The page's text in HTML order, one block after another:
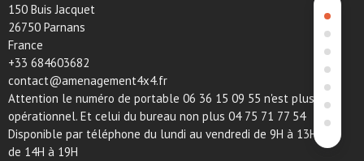
150 Buis Jacquet
26750 Parnans
France
+33 684603682
contact@amenagement4x4.fr
Attention le numéro de portable 06 36 15 09 55 n'est plus
opérationnel. Et celui du bureau non plus 04 75 71 77 54
Disponible par téléphone du lundi au vendredi de 9H à 13H et
de 14H à 19H